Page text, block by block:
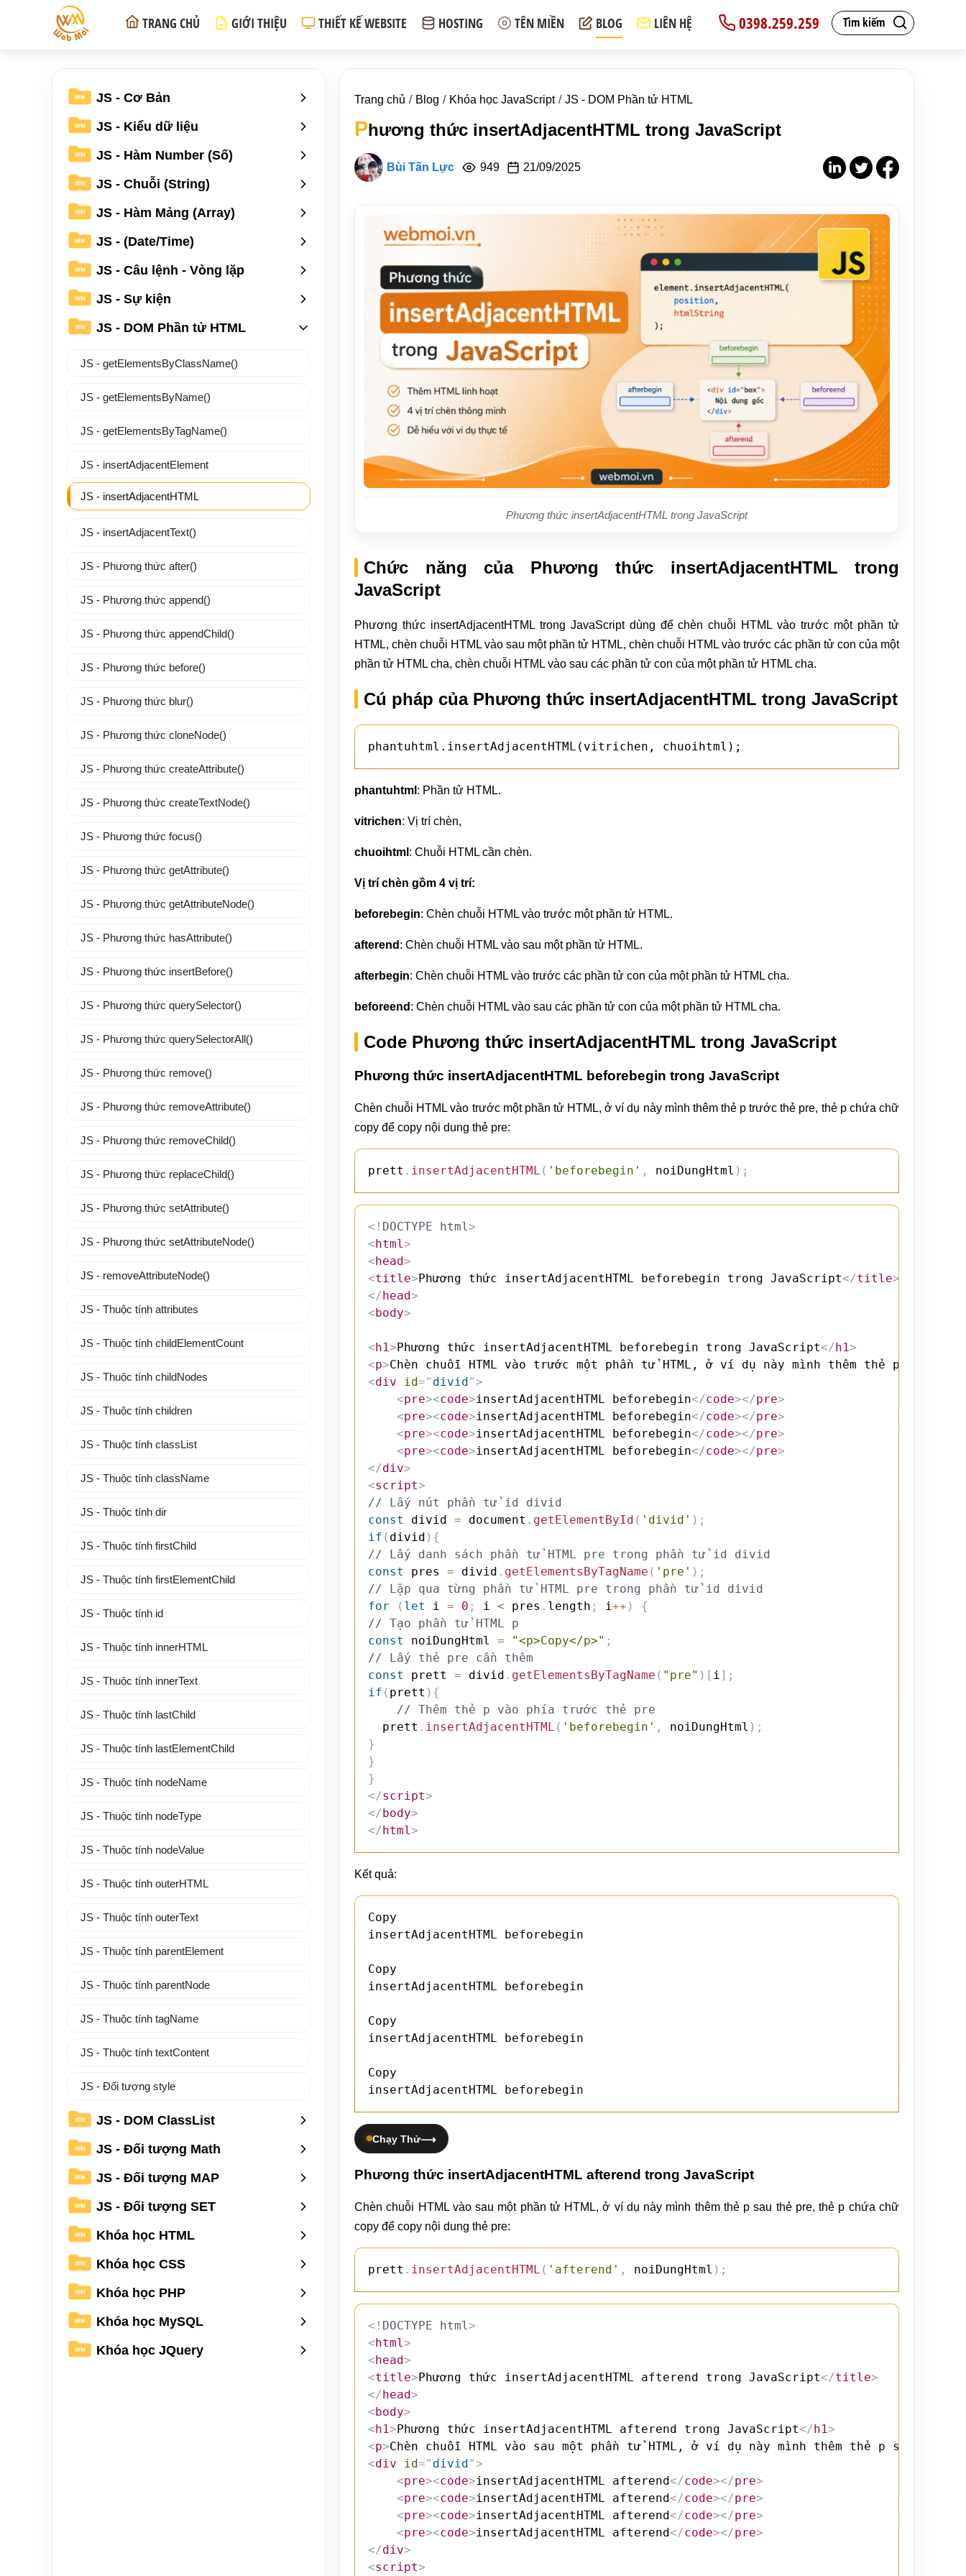
Tìm kiếm
0398.259.259
TRANG CHỦ GIỚI THIỆU THIẾT KẾ WEBSITE HOSTING TÊN MIỀN BLOG LIÊN HỆ
Trang chủ Blog Khóa học JavaScript JS - DOM Phần tử HTML
Phương thức insertAdjacentHTML trong JavaScript
Bùi Tấn Lực 949 21/09/2025
Phương thức insertAdjacentHTML trong JavaScript
Chức năng của Phương thức insertAdjacentHTML trong
JavaScript
Phương thức insertAdjacentHTML trong JavaScript dùng để chèn chuỗi HTML vào trước một phần tử
HTML, chèn chuỗi HTML vào sau một phần tử HTML, chèn chuỗi HTML vào trước các phần tử con của một
phần tử HTML cha, chèn chuỗi HTML vào sau các phần tử con của một phần tử HTML cha.
Cú pháp của Phương thức insertAdjacentHTML trong JavaScript
phantuhtml.insertAdjacentHTML(vitrichen, chuoihtml);
phantuhtml : Phần tử HTML.
vitrichen: Vị trí chèn,
chuoihtml : Chuỗi HTML cần chèn.
Vị trí chèn gồm 4 vị trí:
beforebegin: Chèn chuỗi HTML vào trước một phần tử HTML.
afterend : Chèn chuỗi HTML vào sau một phần tử HTML.
afterbegin: Chèn chuỗi HTML vào trước các phần tử con của một phần tử HTML cha.
beforeend : Chèn chuỗi HTML vào sau các phần tử con của một phần tử HTML cha.
Code Phương thức insertAdjacentHTML trong JavaScript
Phương thức insertAdjacentHTML beforebegin trong JavaScript
Chèn chuỗi HTML vào trước một phần tử HTML, ở ví dụ này mình thêm thẻ p trước thẻ pre, thẻ p chứa chữ
copy để copy nội dung thẻ pre:
prett . insertAdjacentHTML ( 'beforebegin' , noiDungHtml ) ;
<! DOCTYPE html >
<html >
<head>
<title>Phương thức insertAdjacentHTML beforebegin trong JavaScript</title>
</head>
<body>
<h1>Phương thức insertAdjacentHTML beforebegin trong JavaScript</h1>
<p>Chèn chuỗi HTML vào trước một phần tử HTML, ở ví dụ này mình thêm thẻ p
<div id=" divid">
<pre><code>insertAdjacentHTML beforebegin</code></pre>
<pre><code>insertAdjacentHTML beforebegin</code></pre>
<pre><code>insertAdjacentHTML beforebegin</code></pre>
<pre><code>insertAdjacentHTML beforebegin</code></pre>
</div>
<script>
// Lấy nút phần tử id divid
const
divid = document . getElementById ( 'divid' ) ;
if ( divid ) {
// Lấy danh sách phần tử HTML pre trong phần tử id divid
const
pres = divid . getElementsByTagName ( 'pre' ) ;
// Lặp qua từng phần tử HTML pre trong phần tử id divid
for
( let i = 0 ; i < pres . length ; i ++ )
{
// Tạo phần tử HTML p
const
noiDungHtml = "<p>Copy</p>" ;
// Lấy thẻ pre cần thêm
const
prett = divid . getElementsByTagName ( "pre" ) [ i ] ;
if ( prett ) {
// Thêm thẻ p vào phía trước thẻ pre
	prett
. insertAdjacentHTML ( 'beforebegin' , noiDungHtml ) ;
}
}
}
</script>
</body>
</html >
Kết quả:
Copy
insertAdjacentHTML beforebegin
Copy
insertAdjacentHTML beforebegin
Copy
insertAdjacentHTML beforebegin
Copy
insertAdjacentHTML beforebegin
Chạy Thử
Phương thức insertAdjacentHTML afterend trong JavaScript
Chèn chuỗi HTML vào sau một phần tử HTML, ở ví dụ này mình thêm thẻ p sau thẻ pre, thẻ p chứa chữ
copy để copy nội dung thẻ pre:
prett . insertAdjacentHTML ( 'afterend' , noiDungHtml ) ;
<! DOCTYPE html>
<html>
<head>
<title>Phương thức insertAdjacentHTML afterend trong JavaScript</title>
</head>
<body>
<h1>Phương thức insertAdjacentHTML afterend trong JavaScript</h1>
<p>Chèn chuỗi HTML vào sau một phần tử HTML, ở ví dụ này mình thêm thẻ p sau
<div id=" divid">
<pre><code>insertAdjacentHTML afterend</code></pre>
<pre><code>insertAdjacentHTML afterend</code></pre>
<pre><code>insertAdjacentHTML afterend</code></pre>
<pre><code>insertAdjacentHTML afterend</code></pre>
</div>
<script>
WM JS - Cơ Bản
WM JS - Kiểu dữ liệu
WM JS - Hàm Number (Số)
WM JS - Chuỗi (String)
WM JS - Hàm Mảng (Array)
WM JS - (Date/Time)
WM JS - Câu lệnh - Vòng lặp
WM JS - Sự kiện
WM JS - DOM Phần tử HTML
JS - getElementsByClassName()
JS - getElementsByName()
JS - getElementsByTagName()
JS - insertAdjacentElement
JS - insertAdjacentHTML
JS - insertAdjacentText()
JS - Phương thức after()
JS - Phương thức append()
JS - Phương thức appendChild()
JS - Phương thức before()
JS - Phương thức blur()
JS - Phương thức cloneNode()
JS - Phương thức createAttribute()
JS - Phương thức createTextNode()
JS - Phương thức focus()
JS - Phương thức getAttribute()
JS - Phương thức getAttributeNode()
JS - Phương thức hasAttribute()
JS - Phương thức insertBefore()
JS - Phương thức querySelector()
JS - Phương thức querySelectorAll()
JS - Phương thức remove()
JS - Phương thức removeAttribute()
JS - Phương thức removeChild()
JS - Phương thức replaceChild()
JS - Phương thức setAttribute()
JS - Phương thức setAttributeNode()
JS - removeAttributeNode()
JS - Thuộc tính attributes
JS - Thuộc tính childElementCount
JS - Thuộc tính childNodes
JS - Thuộc tính children
JS - Thuộc tính classList
JS - Thuộc tính className
JS - Thuộc tính dir
JS - Thuộc tính firstChild
JS - Thuộc tính firstElementChild
JS - Thuộc tính id
JS - Thuộc tính innerHTML
JS - Thuộc tính innerText
JS - Thuộc tính lastChild
JS - Thuộc tính lastElementChild
JS - Thuộc tính nodeName
JS - Thuộc tính nodeType
JS - Thuộc tính nodeValue
JS - Thuộc tính outerHTML
JS - Thuộc tính outerText
JS - Thuộc tính parentElement
JS - Thuộc tính parentNode
JS - Thuộc tính tagName
JS - Thuộc tính textContent
JS - Đối tượng style
WM JS - DOM ClassList
WM JS - Đối tượng Math
WM JS - Đối tượng MAP
WM JS - Đối tượng SET
WM Khóa học HTML
WM Khóa học CSS
WM Khóa học PHP
WM Khóa học MySQL
WM Khóa học JQuery